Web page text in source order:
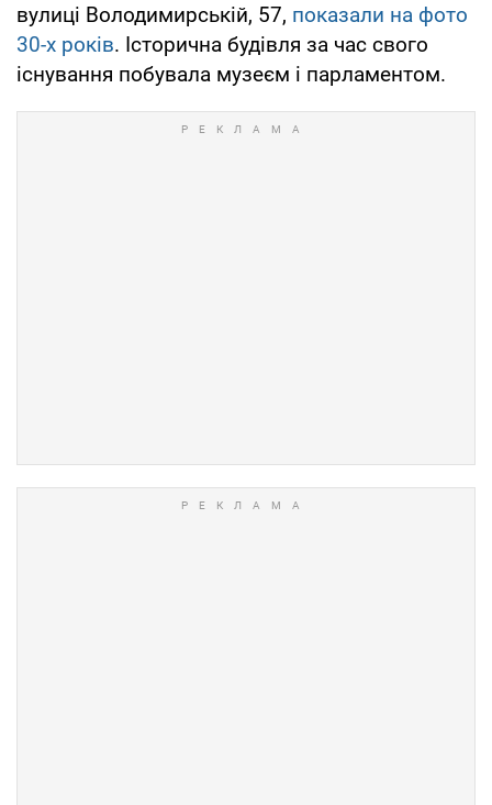
вулиці Володимирській, 57, показали на фото
30-х років. Історична будівля за час свого
існування побувала музеєм і парламентом.